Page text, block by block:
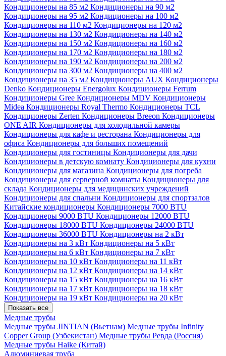
Кондиционеры на 85 м2 Кондиционеры на 90 м2
Кондиционеры на 95 м2 Кондиционеры на 100 м2
Кондиционеры на 110 м2 Кондиционеры на 120 м2
Кондиционеры на 130 м2 Кондиционеры на 140 м2
Кондиционеры на 150 м2 Кондиционеры на 160 м2
Кондиционеры на 170 м2 Кондиционеры на 180 м2
Кондиционеры на 190 м2 Кондиционеры на 200 м2
Кондиционеры на 300 м2 Кондиционеры на 400 м2
Кондиционеры на 35 м2 Кондиционеры AUX Кондиционеры
Denko Кондиционеры Energolux Кондиционеры Ferrum
Кондиционеры Gree Кондиционеры MDV Кондиционеры
Midea Кондиционеры Royal Thermo Кондиционеры TCL
Кондиционеры Zerten Кондиционеры Breeon Кондиционеры
ONE AIR Кондиционеры для холодильной камеры
Кондиционеры для кафе и ресторана Кондиционеры для
офиса Кондиционеры для больших помещений
Кондиционеры для гостиницы Кондиционеры для дачи
Кондиционеры в детскую комнату Кондиционеры для кухни
Кондиционеры для магазина Кондиционеры для погреба
Кондиционеры для серверной комнаты Кондиционеры для
склада Кондиционеры для медицинских учреждений
Кондиционеры для спальни Кондиционеры для спортзалов
Китайские кондиционеры Кондиционеры 7000 BTU
Кондиционеры 9000 BTU Кондиционеры 12000 BTU
Кондиционеры 18000 BTU Кондиционеры 24000 BTU
Кондиционеры 36000 BTU Кондиционеры на 2 кВт
Кондиционеры на 3 кВт Кондиционеры на 5 кВт
Кондиционеры на 6 кВт Кондиционеры на 7 кВт
Кондиционеры на 10 кВт Кондиционеры на 11 кВт
Кондиционеры на 12 кВт Кондиционеры на 14 кВт
Кондиционеры на 15 кВт Кондиционеры на 16 кВт
Кондиционеры на 17 кВт Кондиционеры на 18 кВт
Кондиционеры на 19 кВт Кондиционеры на 20 кВт
Показать все
Медные трубы
Медные трубы JINTIAN (Вьетнам) Медные трубы Infinity
Copper Group (Узбекистан) Медные трубы Ревда (Россия)
Медные трубы Haike (Китай)
Алюминиевая труба